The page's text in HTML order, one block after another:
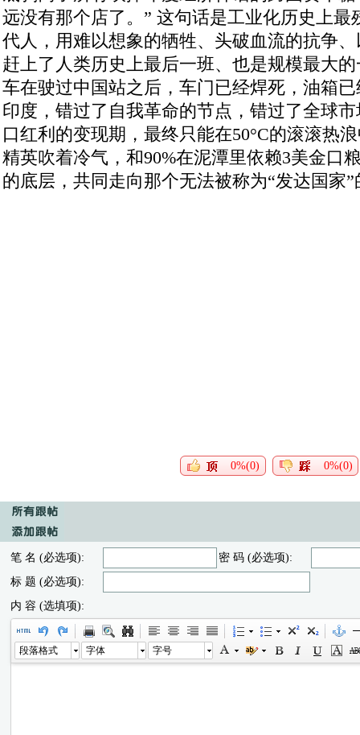
远没有那个店了。” 这句话是工业化历史上最
代人，用难以想象的牺牲、头破血流的抗争
赶上了人类历史上最后一班、也是规模最大
车在驶过中国站之后，车门已经焊死，油箱
印度，错过了自我革命的节点，错过了全球
口红利的变现期，最终只能在50°C的滚滚热
精英吹着冷气，和90%在泥潭里依赖3美金口
的底层，共同走向那个无法被称为“发达国家”
0%(0) 0%(0)
笔 名 (必选项):
密 码 (必选项):
标 题 (必选项):
内 容 (选填项):
段落格式 字体 字号